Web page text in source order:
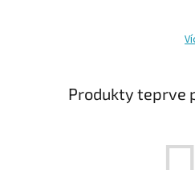
Produkty teprve